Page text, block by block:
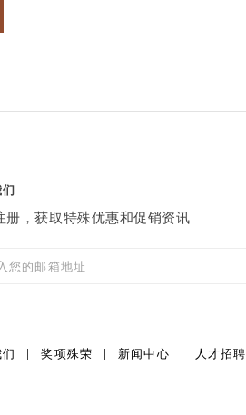
册，获取特殊优惠和促销资讯
奖项殊荣 新闻中心 人才招聘